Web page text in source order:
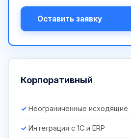
Оставить заявку
Корпоративный
Неограниченные исходящие
Интеграция с 1С и ERP